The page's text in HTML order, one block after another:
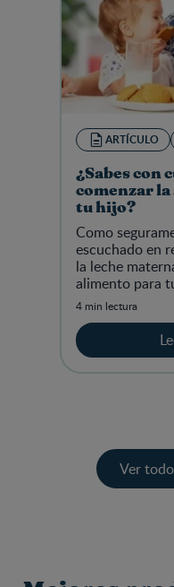
ARTÍCULO
¿Sabes con
comenzar
tu hijo?
Como
escuchado en
la leche
alimento para
primeros seis
alimentos
4 min lectura
Ver